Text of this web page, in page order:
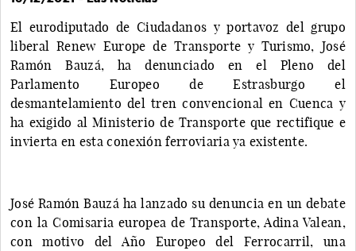
El eurodiputado de Ciudadanos y portavoz del grupo
liberal Renew Europe de Transporte y Turismo, José
Ramón Bauzá, ha denunciado en el Pleno del
Parlamento Europeo de Estrasburgo el
desmantelamiento del tren convencional en Cuenca y
ha exigido al Ministerio de Transporte que rectifique e
invierta en esta conexión ferroviaria ya existente.
José Ramón Bauzá ha lanzado su denuncia en un debate
con la Comisaria europea de Transporte, Adina Valean,
con motivo del Año Europeo del Ferrocarril, una